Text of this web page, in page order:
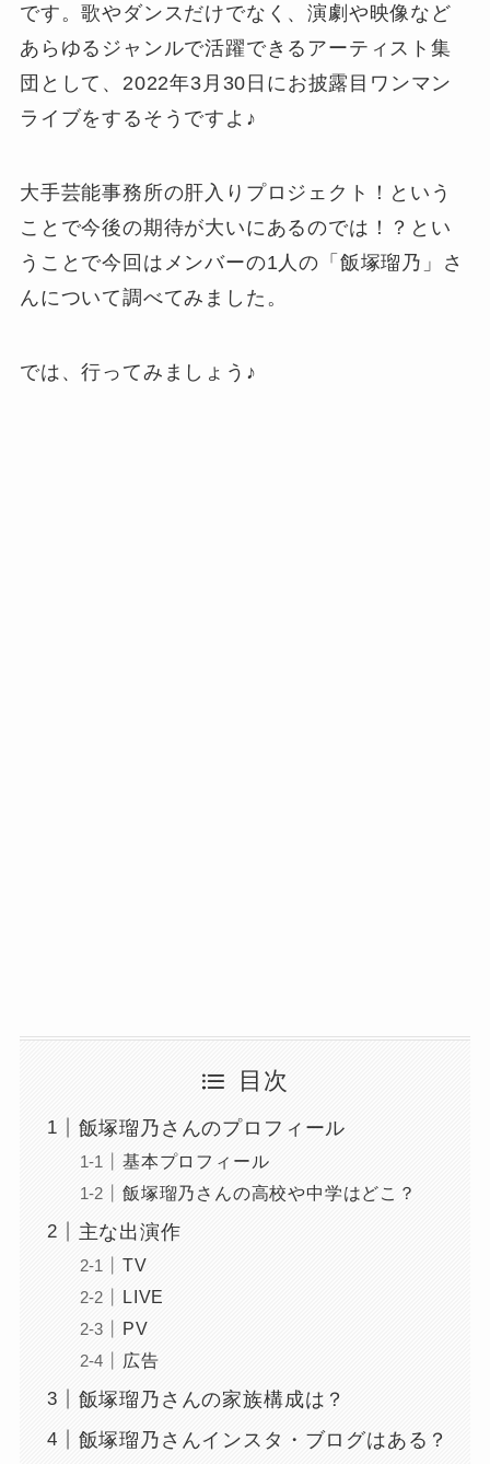
です。歌やダンスだけでなく、演劇や映像など
あらゆるジャンルで活躍できるアーティスト集
団として、2022年3月30日にお披露目ワンマン
ライブをするそうですよ♪
大手芸能事務所の肝入りプロジェクト！という
ことで今後の期待が大いにあるのでは！？とい
うことで今回はメンバーの1人の「飯塚瑠乃」さ
んについて調べてみました。
では、行ってみましょう♪
目次
飯塚瑠乃さんのプロフィール
基本プロフィール
飯塚瑠乃さんの高校や中学はどこ？
主な出演作
TV
LIVE
PV
広告
飯塚瑠乃さんの家族構成は？
飯塚瑠乃さんインスタ・ブログはある？